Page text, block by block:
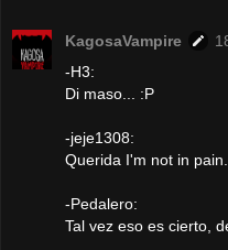
KagosaVampire
-H3:
Di maso... :P
-jeje1308:
Querida I'm not in
-Pedalero:
Tal vez eso es cierto,